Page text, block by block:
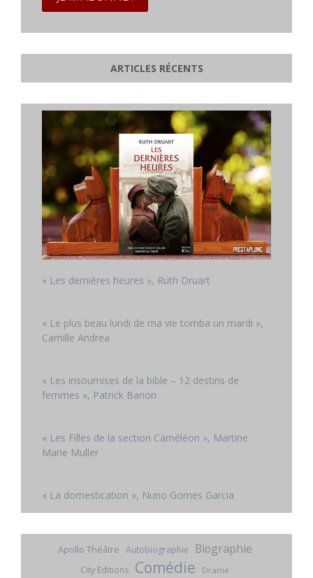
ARTICLES RÉCENTS
« Les dernières heures », Ruth Druart
« Le plus beau lundi de ma vie tomba un mardi »,
Camille Andrea
« Les insoumises de la bible – 12 destins de
femmes », Patrick Banon
« Les Filles de la section Caméléon », Martine
Marie Muller
« La domestication », Nuno Gomes Garcia
Apollo Théâtre Autobiographie Biographie
City Editions Comédie
Drame